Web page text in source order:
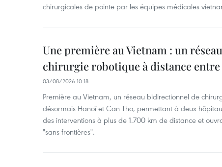
chirurgicales de pointe par les équipes médicales
Une première au Vietnam : un
chirurgie robotique à distance entre
03/08/2026 10:18
Première au Vietnam, un réseau bidirectionnel de
désormais Hanoï et Can Tho, permettant à deux
des interventions à plus de 1.700 km de distance et
"sans frontières".